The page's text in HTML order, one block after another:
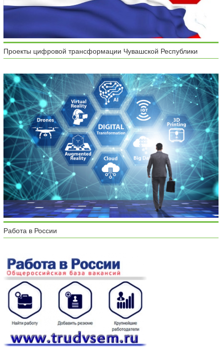
Проекты цифровой трансформации Чувашской Республики
Работа в России